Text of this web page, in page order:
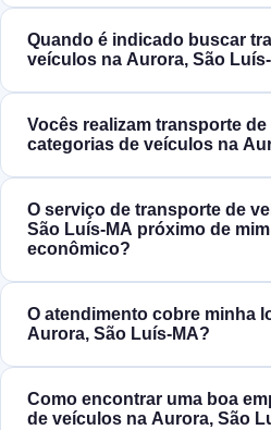
Quando é indicado buscar
veículos na Aurora, São
Vocês realizam transporte
categorias de veículos na
O serviço de transporte de
São Luís‑MA próximo de
econômico?
O atendimento cobre minha
Aurora, São Luís‑MA?
Como encontrar uma boa
de veículos na Aurora, São